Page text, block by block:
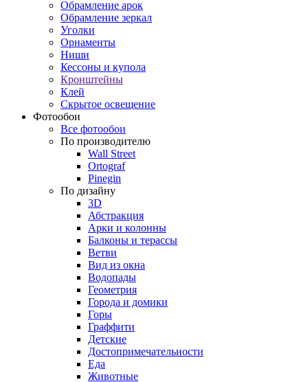
Обрамление арок
Обрамление зеркал
Уголки
Орнаменты
Ниши
Кессоны и купола
Кронштейны
Клей
Скрытое освещение
Фотообои
Все фотообои
По производителю
Wall Street
Ortograf
Pinegin
По дизайну
3D
Абстракция
Арки и колонны
Балконы и терассы
Ветви
Вид из окна
Водопады
Геометрия
Города и домики
Горы
Граффити
Детские
Достопримечательности
Еда
Животные